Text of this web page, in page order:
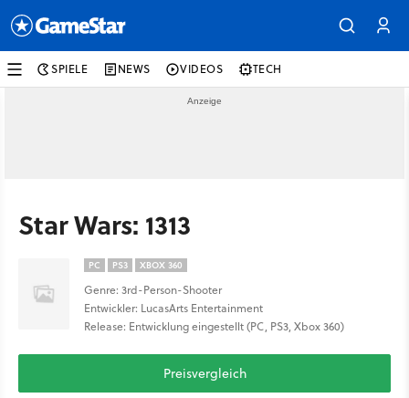
SPIELE NEWS VIDEOS TECH
Star Wars: 1313
PC PS3 XBOX 360
Genre: 3rd-Person-Shooter
Entwickler: LucasArts Entertainment
Release: Entwicklung eingestellt (PC, PS3, Xbox 360)
Preisvergleich